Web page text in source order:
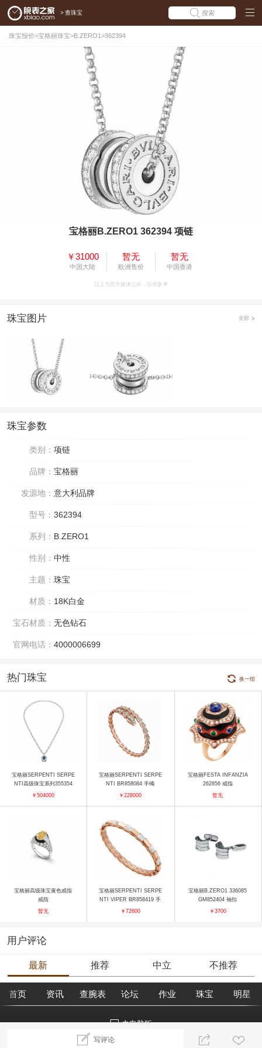
> 查珠宝 搜索
珠宝报价>宝格丽珠宝>B.ZERO1>362394
宝格丽B.ZERO1 362394 项链
￥31000
中国大陆
暂无
欧洲售价
暂无
中国香港
以上为官方媒体公价，仅供参考
珠宝图片 全部
珠宝参数
类别： 项链
品牌： 宝格丽
发源地： 意大利品牌
型号： 362394
系列： B.ZERO1
性别： 中性
主题： 珠宝
材质： 18K白金
宝石材质： 无色钻石
官网电话： 4000006699
热门珠宝 换一组
宝格丽SERPENTI SERPE
NTI高级珠宝系列355354
项链
￥504000
宝格丽SERPENTI SERPE
NTI BR858084 手镯
￥228000
宝格丽FESTA INFANZIA
262856 戒指
暂无
宝格丽高级珠宝黄色戒指
戒指
暂无
宝格丽SERPENTI SERPE
NTI VIPER BR858419 手
镯
￥72600
宝格丽B.ZERO1 336085
GM852404 袖扣
￥3700
用户评论
最新 推荐 中立 不推荐
写评论
首页 资讯 查腕表 论坛 作业 珠宝 明星
去电脑版
©2018腕表之家 m.xbiao.com